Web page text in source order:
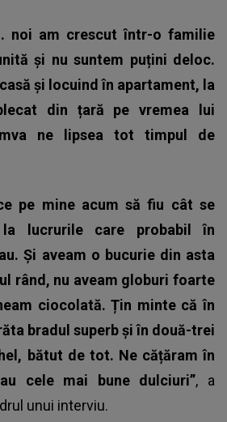
noi am crescut într-o familie
și nu suntem puțini deloc.
și locuind în apartament, la
din țară pe vremea lui
ne lipsea tot timpul de
pe mine acum să fiu cât se
lucrurile care probabil în
Și aveam o bucurie din asta
rând, nu aveam globuri foarte
ciocolată. Țin minte că în
bradul superb și în două-trei
bătut de tot. Ne cățăram în
cele mai bune dulciuri”, a
unui interviu.